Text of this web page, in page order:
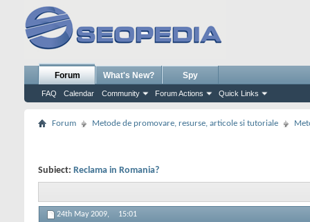
Forum
FAQ Calendar Community Forum Actions Quick Links
What's New? Spy
Forum Metode de promovare, resurse, articole si tutoriale
Subiect: Reclama in Romania?
24th May 2009, 15:01